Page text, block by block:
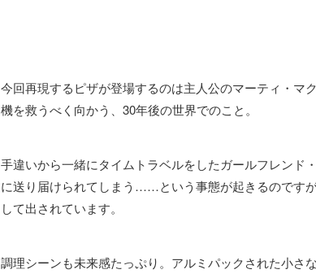
今回再現するピザが登場するのは主人公のマーティ・マ
機を救うべく向かう、30年後の世界でのこと。
手違いから一緒にタイムトラベルをしたガールフレンド
に送り届けられてしまう……という事態が起きるのです
して出されています。
調理シーンも未来感たっぷり。アルミパックされた小さ